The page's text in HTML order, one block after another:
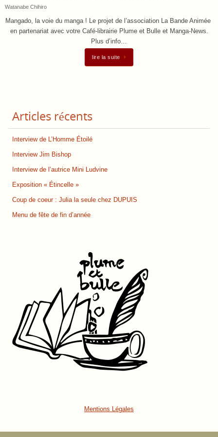
Watanabe Chihiro
Mangado, la voie du manga ! Le projet de l’association La Bande Animée
en partenariat avec votre Café-librairie Plume et Bulle et Manga-News.
Plus d’info…
lire la suite
Articles récents
Interview de L’Homme Étoilé
Interview Jim Bishop
Interview de l’autrice Mini Ludvine
Exposition « Étincelle »
Coup de coeur : Julia la seule chez DUPUIS
Menu de fête de fin d’année
Mentions Légales